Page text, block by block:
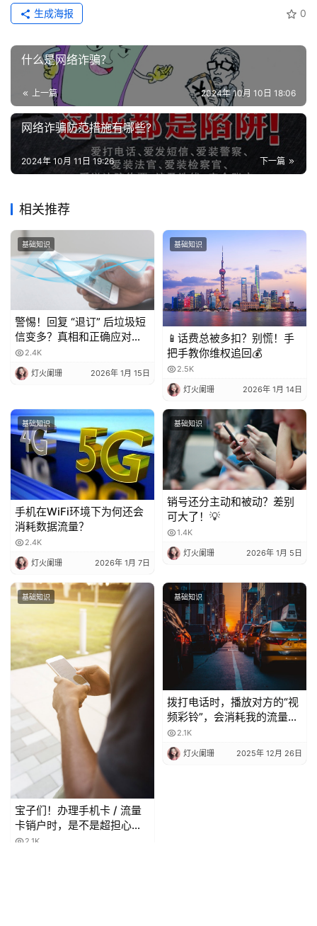
0
生成海报
什么是网络诈骗？
上一篇 2024年 10月 10日 18:06
网络诈骗防范措施有哪些?
下一篇
2024年 10月 11日 19:26
相关推荐
基础知识
警惕！回复 “退订” 后垃圾短
信变多？真相和正确应对方
法都在这
2.4K
灯火阑珊 2026年 1月 15日
基础知识
📱话费总被多扣？别慌！手
把手教你维权追回💰
2.5K
灯火阑珊 2026年 1月 14日
基础知识
手机在WiFi环境下为何还会
消耗数据流量？
2.4K
灯火阑珊 2026年 1月 7日
基础知识
销号还分主动和被动？差别
可大了！💡
1.4K
灯火阑珊 2026年 1月 5日
基础知识
宝子们！办理手机卡 / 流量
卡销户时，是不是超担心当
月月租白扣？😫 今天整理了
2.1K
基础知识
拨打电话时，播放对方的“视
频彩铃”，会消耗我的流量
吗？
2.1K
灯火阑珊 2025年 12月 26日